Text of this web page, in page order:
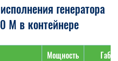
генератора
M в контейнере
Мощность